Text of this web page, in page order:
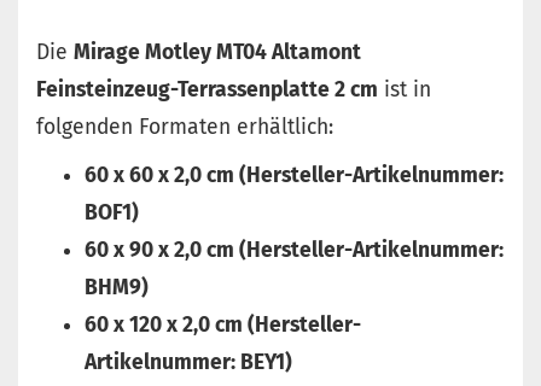
Die Mirage Motley MT04 Altamont
Feinsteinzeug-Terrassenplatte 2 cm ist in
folgenden Formaten erhältlich:
60 x 60 x 2,0 cm (Hersteller-Artikelnummer:
BOF1)
60 x 90 x 2,0 cm (Hersteller-Artikelnummer:
BHM9)
60 x 120 x 2,0 cm (Hersteller-
Artikelnummer: BEY1)